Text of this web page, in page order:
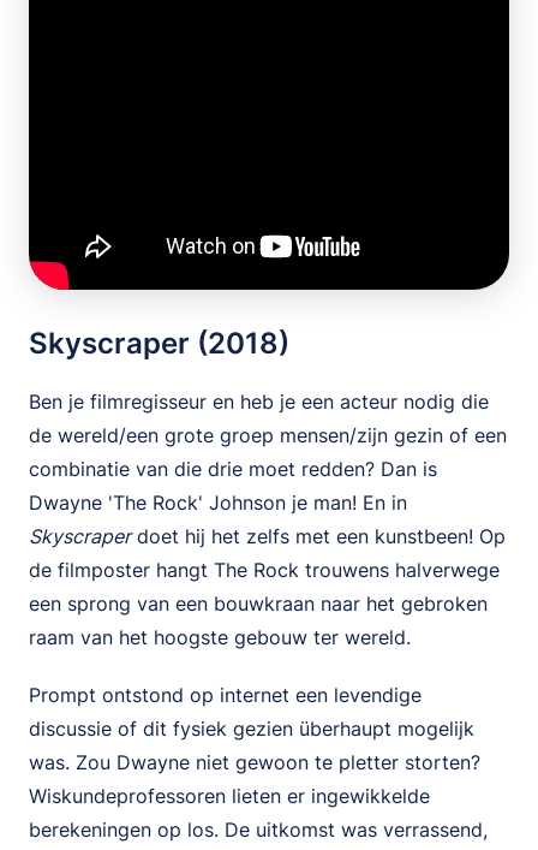
Skyscraper (2018)
Ben je filmregisseur en heb je een acteur nodig die
de wereld/een grote groep mensen/zijn gezin of een
combinatie van die drie moet redden? Dan is
Dwayne 'The Rock' Johnson je man! En in
Skyscraperdoet hij het zelfs met een kunstbeen! Op
de filmposter hangt The Rock trouwens halverwege
een sprong van een bouwkraan naar het gebroken
raam van het hoogste gebouw ter wereld.
Prompt ontstond op internet een levendige
discussie of dit fysiek gezien überhaupt mogelijk
was. Zou Dwayne niet gewoon te pletter storten?
Wiskundeprofessoren lieten er ingewikkelde
berekeningen op los. De uitkomst was verrassend,